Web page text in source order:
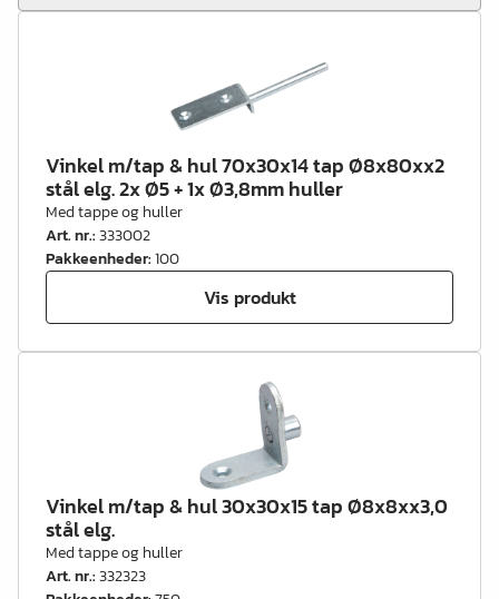
Vinkel m/tap & hul 70x30x14 tap Ø8x80xx2
stål elg. 2x Ø5 + 1x Ø3,8mm huller
Med tappe og huller
Art. nr.:333002
Pakkeenheder:100
Vis produkt
Vinkel m/tap & hul 30x30x15 tap Ø8x8xx3,0
stål elg.
Med tappe og huller
Art. nr.:332323